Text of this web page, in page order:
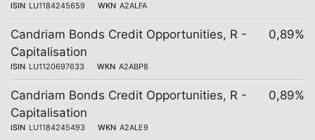
ISIN LU1184245659 WKN A2ALFA
Candriam Bonds Credit Opportunities, R -
Capitalisation
ISIN LU1120697633 WKN A2ABP8
0,89%
Candriam Bonds Credit Opportunities, R -
Capitalisation
ISIN LU1184245493 WKN A2ALE9
0,89%